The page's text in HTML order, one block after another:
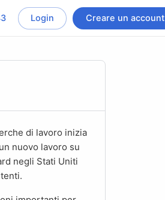
Creare un account
Login
nuovo lavoro su
negli Stati Uniti